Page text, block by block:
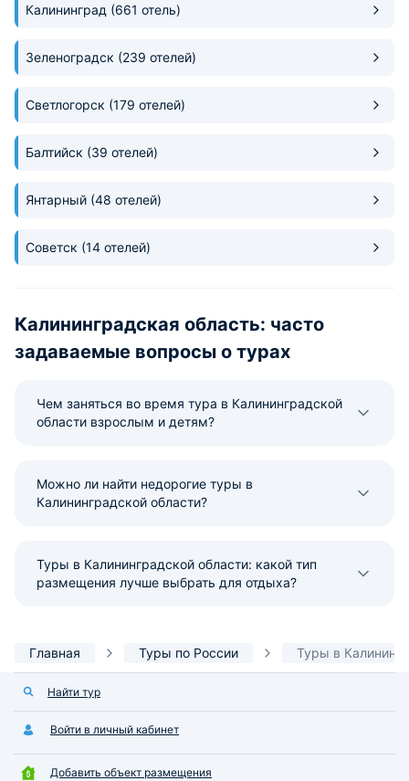
Калининград (661 отель)
Зеленоградск (239 отелей)
Светлогорск (179 отелей)
Балтийск (39 отелей)
Янтарный (48 отелей)
Советск (14 отелей)
Калининградская область: часто
задаваемые вопросы о турах
Чем заняться во время тура в Калининградской
области взрослым и детям?
Можно ли найти недорогие туры в
Калининградской области?
Туры в Калининградской области: какой тип
размещения лучше выбрать для отдыха?
Главная Туры по России Туры в
Найти тур
Войти в личный кабинет
Добавить объект размещения